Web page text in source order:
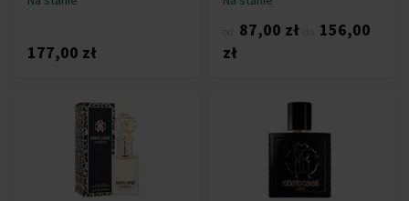
177,00 zł
87,00 zł
156,00
zł